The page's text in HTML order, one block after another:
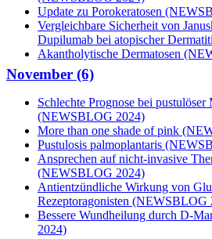
Update zu Porokeratosen
Vergleichbare Sicherheit von
Dupilumab bei atopischer
Akantholytische Dermatosen
November (6)
Schlechte Prognose bei
(NEWSBLOG 2024)
More than one shade of pink
Pustulosis palmoplantaris
Ansprechen auf nicht-invasive
(NEWSBLOG 2024)
Antientzündliche Wirkung von
Rezeptoragonisten (NEWSBLOG
Bessere Wundheilung durch D-
2024)